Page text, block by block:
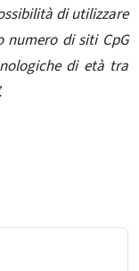
di utilizzare
numero di siti CpG
di età tra